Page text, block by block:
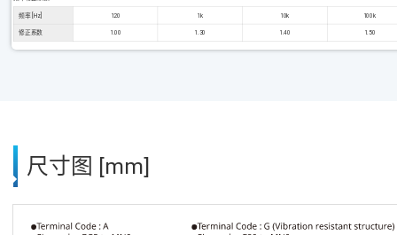
频率 [Hz] 120 1k 10k 100k
修正系数 1.00 1.30 1.40 1.50
尺寸图 [mm]